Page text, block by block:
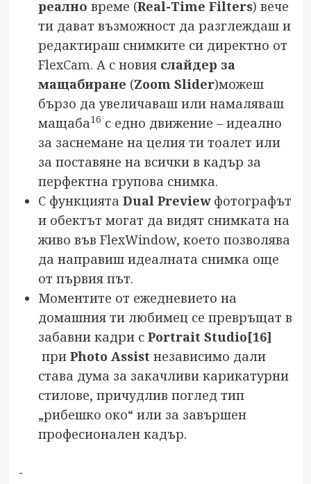
реално време (Real-Time Filters) вече
ти дават възможност да разглеждаш и
редактираш снимките си директно от
FlexCam. А с новия слайдер за
мащабиране (Zoom Slider)можеш
бързо да увеличаваш или намаляваш
мащаба16 с едно движение – идеално
за заснемане на целия ти тоалет или
за поставяне на всички в кадър за
перфектна групова снимка.
С функцията Dual Previewфотографът
и обектът могат да видят снимката на
живо във FlexWindow, което позволява
да направиш идеалната снимка още
от първия път.
Моментите от ежедневието на
домашния ти любимец се превръщат в
забавни кадри с Portrait Studio[16]
при Photo Assist независимо дали
става дума за закачливи карикатурни
стилове, причудлив поглед тип
„рибешко око“ или за завършен
професионален кадър.